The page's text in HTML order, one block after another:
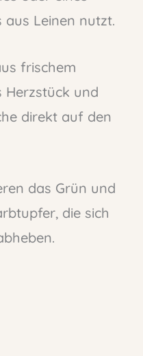
Leinen nutzt.
frischem
Herzstück und
direkt auf den
das Grün und
die sich